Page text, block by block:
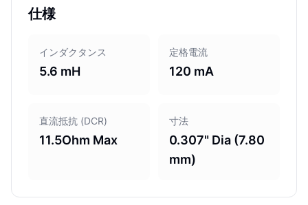
仕様
インダクタンス
5.6 mH
定格電流
120 mA
直流抵抗 (DCR)
11.5Ohm Max
寸法
0.307" Dia (7.80
mm)